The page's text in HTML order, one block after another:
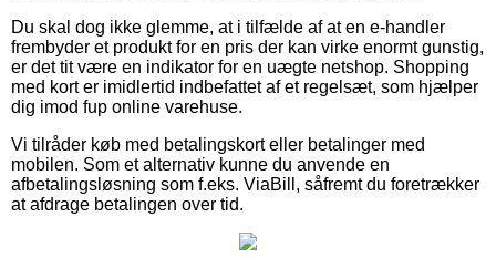
Du skal dog ikke glemme, at i tilfælde af at en e-handler
frembyder et produkt for en pris der kan virke enormt gunstig,
er det tit være en indikator for en uægte netshop. Shopping
med kort er imidlertid indbefattet af et regelsæt, som hjælper
dig imod fup online varehuse.
Vi tilråder køb med betalingskort eller betalinger med
mobilen. Som et alternativ kunne du anvende en
afbetalingsløsning som f.eks. ViaBill, såfremt du foretrækker
at afdrage betalingen over tid.